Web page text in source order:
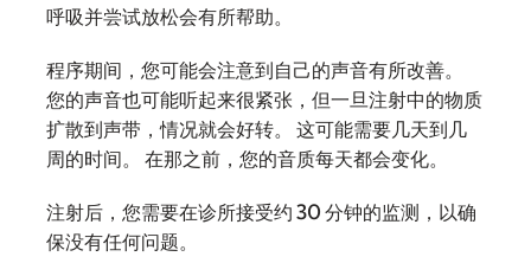
呼吸并尝试放松会有所帮助。
程序期间，您可能会注意到自己的声音有所改善。
您的声音也可能听起来很紧张，但一旦注射中的物质
扩散到声带，情况就会好转。 这可能需要几天到几
周的时间。 在那之前，您的音质每天都会变化。
注射后，您需要在诊所接受约 30 分钟的监测，以确
保没有任何问题。